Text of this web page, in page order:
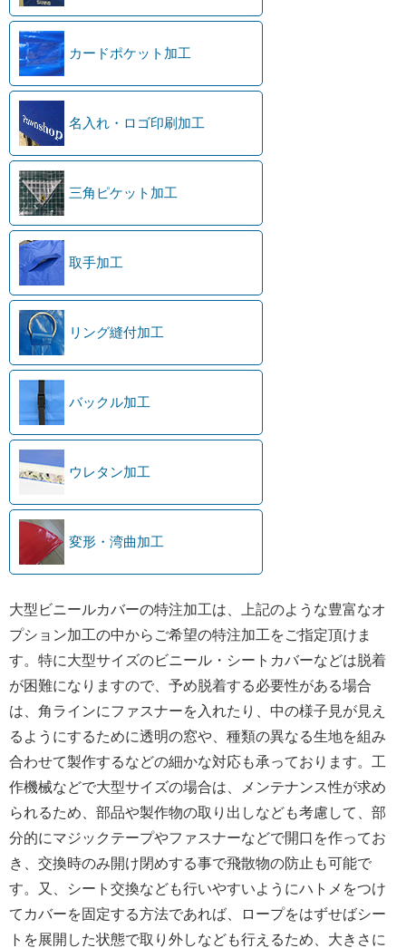
カードポケット加工
名入れ・ロゴ印刷加工
三角ピケット加工
取手加工
リング縫付加工
バックル加工
ウレタン加工
変形・湾曲加工
大型ビニールカバーの特注加工は、上記のような豊富なオ
プション加工の中からご希望の特注加工をご指定頂けま
す。特に大型サイズのビニール・シートカバーなどは脱着
が困難になりますので、予め脱着する必要性がある場合
は、角ラインにファスナーを入れたり、中の様子見が見え
るようにするために透明の窓や、種類の異なる生地を組み
合わせて製作するなどの細かな対応も承っております。工
作機械などで大型サイズの場合は、メンテナンス性が求め
られるため、部品や製作物の取り出しなども考慮して、部
分的にマジックテープやファスナーなどで開口を作ってお
き、交換時のみ開け閉めする事で飛散物の防止も可能で
す。又、シート交換なども行いやすいようにハトメをつけ
てカバーを固定する方法であれば、ロープをはずせばシー
トを展開した状態で取り外しなども行えるため、大きさに